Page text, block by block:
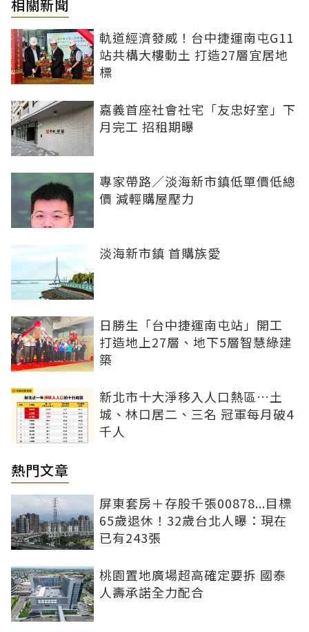
相關新聞
軌道經濟發威！台中捷運南屯G11
站共構大樓動土 打造27層宜居地
標
嘉義首座社會社宅「友忠好室」下
月完工 招租期曝
專家帶路／淡海新市鎮低單價低總
價 減輕購屋壓力
淡海新市鎮 首購族愛
日勝生「台中捷運南屯站」開工
打造地上27層、地下5層智慧綠建
築
新北市十大淨移入人口熱區…土
城、林口居二、三名 冠軍每月破4
千人
熱門文章
屏東套房＋存股千張00878...目標
65歲退休！32歲台北人曝：現在
已有243張
桃園置地廣場超高確定要拆 國泰
人壽承諾全力配合